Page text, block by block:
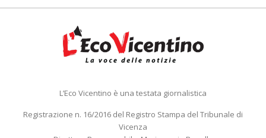
L’Eco Vicentino è una testata giornalistica
Registrazione n. 16/2016 del Registro Stampa del Tribunale di
Vicenza